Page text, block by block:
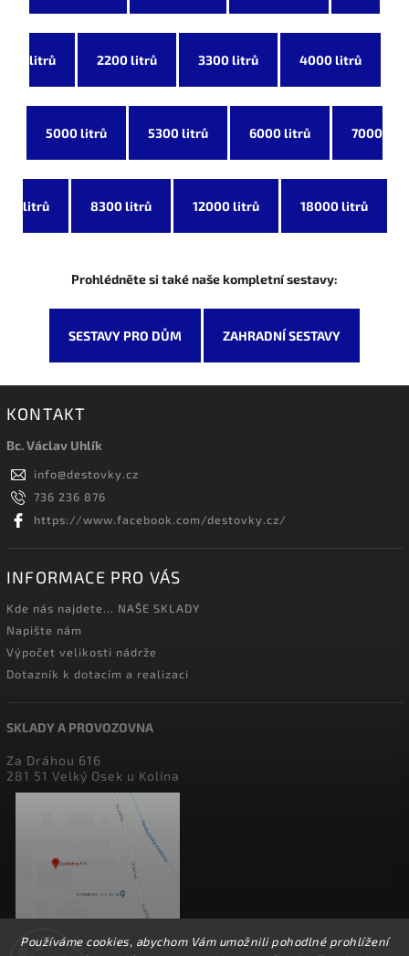
Používáme cookies, abychom Vám umožnili pohodlné prohlížení
litrů 2200 litrů 3300 litrů 4000 litrů
5000 litrů 5300 litrů 6000 litrů 7000
litrů 8300 litrů 12000 litrů 18000 litrů
Prohlédněte si také naše kompletní sestavy:
SESTAVY PRO DŮM ZAHRADNÍ SESTAVY
KONTAKT
Bc. Václav Uhlík
info@destovky.cz
736 236 876
https://www.facebook.com/destovky.cz/
INFORMACE PRO VÁS
Kde nás najdete... NAŠE SKLADY
Napište nám
Výpočet velikosti nádrže
Dotazník k dotacím a realizaci
SKLADY A PROVOZOVNA
Za Dráhou 616
281 51 Velký Osek u Kolína